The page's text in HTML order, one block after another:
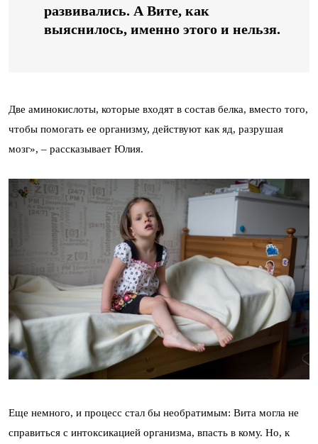
развивались. А Вите, как
выяснилось, именно этого и нельзя.
Две аминокислоты, которые входят в состав белка, вместо того,
чтобы помогать ее организму, действуют как яд, разрушая
мозг», – рассказывает Юлия.
Еще немного, и процесс стал бы необратимым: Вита могла не
справиться с интоксикацией организма, впасть в кому. Но, к